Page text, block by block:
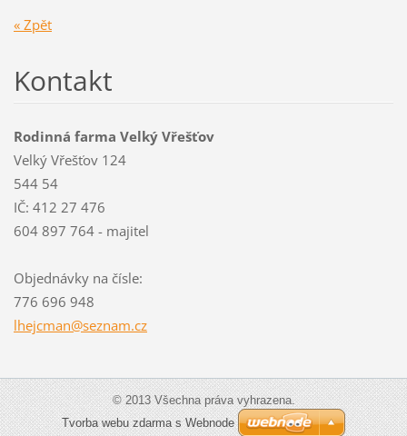
« Zpět
Kontakt
Rodinná farma Velký Vřešťov
Velký Vřešťov 124
544 54
IČ: 412 27 476
604 897 764 - majitel
Objednávky na čísle:
776 696 948
lhejcman@seznam.cz
© 2013 Všechna práva vyhrazena.
Tvorba webu zdarma s Webnode